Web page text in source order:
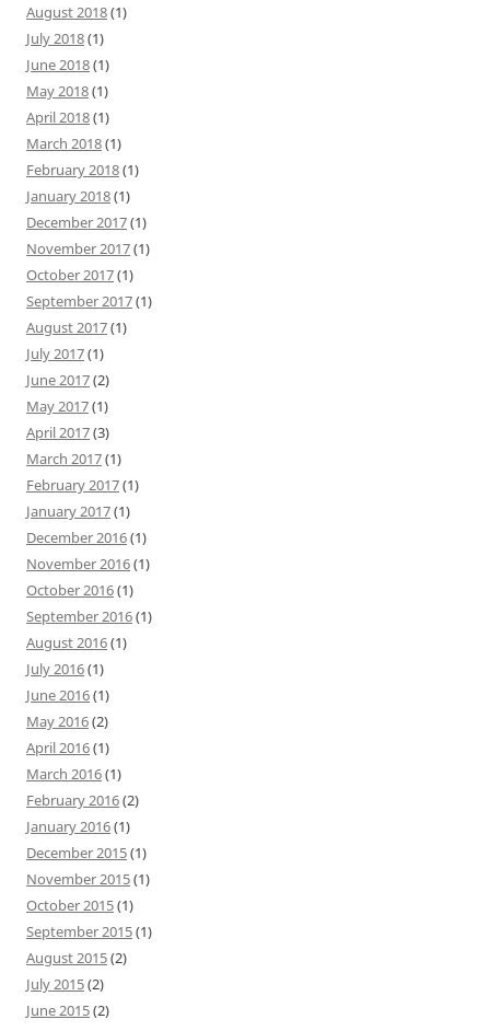
August 2018(1)
July 2018(1)
June 2018(1)
May 2018(1)
April 2018(1)
March 2018(1)
February 2018(1)
January 2018(1)
December 2017(1)
November 2017(1)
October 2017(1)
September 2017(1)
August 2017(1)
July 2017(1)
June 2017(2)
May 2017(1)
April 2017(3)
March 2017(1)
February 2017(1)
January 2017(1)
December 2016(1)
November 2016(1)
October 2016(1)
September 2016(1)
August 2016(1)
July 2016(1)
June 2016(1)
May 2016(2)
April 2016(1)
March 2016(1)
February 2016(2)
January 2016(1)
December 2015(1)
November 2015(1)
October 2015(1)
September 2015(1)
August 2015(2)
July 2015(2)
June 2015(2)